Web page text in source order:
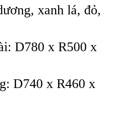
xanh lá, đỏ,
D780 x R500 x
D740 x R460 x